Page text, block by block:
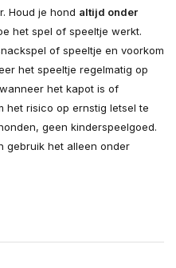
Houd je hond altijd onder
het spel of speeltje werkt.
of speeltje en voorkom
het speeltje regelmatig op
het kapot is of
het risico op ernstig letsel te
geen kinderspeelgoed.
gebruik het alleen onder